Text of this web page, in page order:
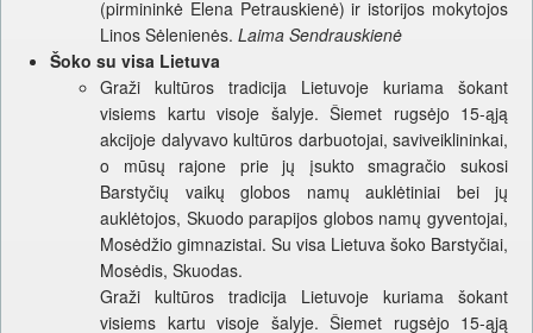
(pirmininkė Elena Petrauskienė) ir istorijos mokytojos
Linos Sėlenienės. Laima Sendrauskienė
Šoko su visa Lietuva
Graži kultūros tradicija Lietuvoje kuriama šokant
visiems kartu visoje šalyje. Šiemet rugsėjo 15-ąją
akcijoje dalyvavo kultūros darbuotojai, saviveiklininkai,
o mūsų rajone prie jų įsukto smagračio sukosi
Barstyčių vaikų globos namų auklėtiniai bei jų
auklėtojos, Skuodo parapijos globos namų gyventojai,
Mosėdžio gimnazistai. Su visa Lietuva šoko Barstyčiai,
Mosėdis, Skuodas.
Graži kultūros tradicija Lietuvoje kuriama šokant
visiems kartu visoje šalyje. Šiemet rugsėjo 15-ąją